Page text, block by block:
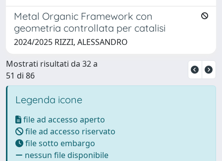
Metal Organic Framework con
geometria controllata per catalisi
2024/2025 RIZZI, ALESSANDRO
Mostrati risultati da 32 a
51 di 86
Legenda icone
file ad accesso aperto
file ad accesso riservato
file sotto embargo
nessun file disponibile